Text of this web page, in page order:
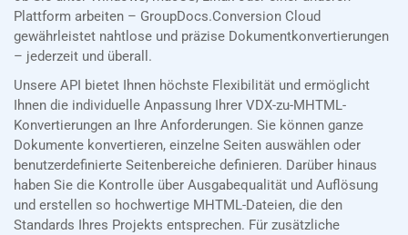
Plattform arbeiten – GroupDocs.Conversion Cloud
gewährleistet nahtlose und präzise Dokumentkonvertierungen
– jederzeit und überall.
Unsere API bietet Ihnen höchste Flexibilität und ermöglicht
Ihnen die individuelle Anpassung Ihrer VDX-zu-MHTML-
Konvertierungen an Ihre Anforderungen. Sie können ganze
Dokumente konvertieren, einzelne Seiten auswählen oder
benutzerdefinierte Seitenbereiche definieren. Darüber hinaus
haben Sie die Kontrolle über Ausgabequalität und Auflösung
und erstellen so hochwertige MHTML-Dateien, die den
Standards Ihres Projekts entsprechen. Für zusätzliche